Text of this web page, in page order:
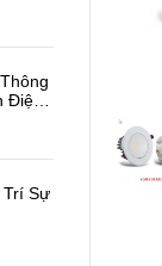
Trí Sự